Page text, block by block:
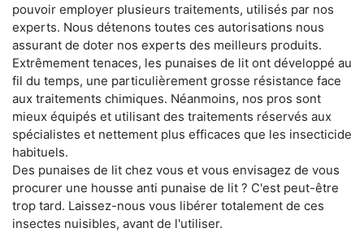
pouvoir employer plusieurs traitements, utilisés par nos
experts. Nous détenons toutes ces autorisations nous
assurant de doter nos experts des meilleurs produits.
Extrêmement tenaces, les punaises de lit ont développé au
fil du temps, une particulièrement grosse résistance face
aux traitements chimiques. Néanmoins, nos pros sont
mieux équipés et utilisant des traitements réservés aux
spécialistes et nettement plus efficaces que les insecticide
habituels.
Des punaises de lit chez vous et vous envisagez de vous
procurer une housse anti punaise de lit ? C'est peut-être
trop tard. Laissez-nous vous libérer totalement de ces
insectes nuisibles, avant de l'utiliser.